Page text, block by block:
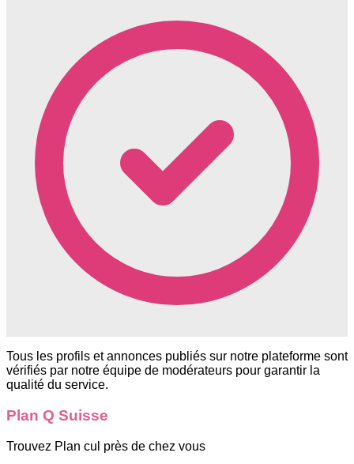
Tous les profils et annonces publiés sur notre plateforme sont
vérifiés par notre équipe de modérateurs pour garantir la
qualité du service.
Plan Q Suisse
Trouvez Plan cul près de chez vous